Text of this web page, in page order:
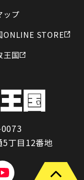
ップ
ONLINE STORE
王国
5丁目12番地